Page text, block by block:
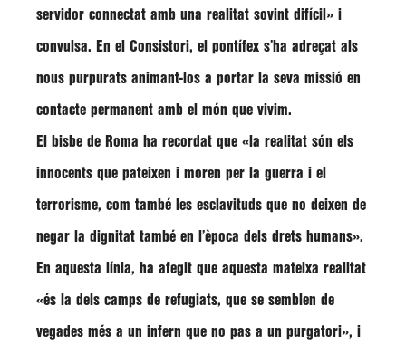
servidor connectat amb una realitat sovint difícil» i
convulsa. En el Consistori, el pontífex s’ha adreçat als
nous purpurats animant-los a portar la seva missió en
contacte permanent amb el món que vivim.
El bisbe de Roma ha recordat que «la realitat són els
innocents que pateixen i moren per la guerra i el
terrorisme, com també les esclavituds que no deixen de
negar la dignitat també en l’època dels drets humans».
En aquesta línia, ha afegit que aquesta mateixa realitat
«és la dels camps de refugiats, que se semblen de
vegades més a un infern que no pas a un purgatori», i